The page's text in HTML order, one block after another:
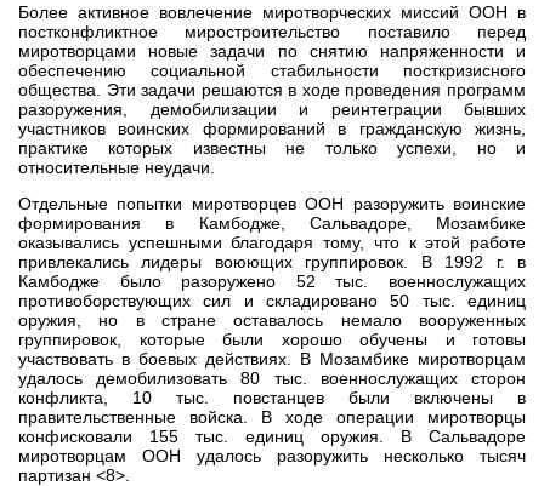
Более активное вовлечение миротворческих миссий ООН в
постконфликтное миростроительство поставило перед
миротворцами новые задачи по снятию напряженности и
обеспечению социальной стабильности посткризисного
общества. Эти задачи решаются в ходе проведения программ
разоружения, демобилизации и реинтеграции бывших
участников воинских формирований в гражданскую жизнь,
практике которых известны не только успехи, но и
относительные неудачи.
Отдельные попытки миротворцев ООН разоружить воинские
формирования в Камбодже, Сальвадоре, Мозамбике
оказывались успешными благодаря тому, что к этой работе
привлекались лидеры воюющих группировок. В 1992 г. в
Камбодже было разоружено 52 тыс. военнослужащих
противоборствующих сил и складировано 50 тыс. единиц
оружия, но в стране оставалось немало вооруженных
группировок, которые были хорошо обучены и готовы
участвовать в боевых действиях. В Мозамбике миротворцам
удалось демобилизовать 80 тыс. военнослужащих сторон
конфликта, 10 тыс. повстанцев были включены в
правительственные войска. В ходе операции миротворцы
конфисковали 155 тыс. единиц оружия. В Сальвадоре
миротворцам ООН удалось разоружить несколько тысяч
партизан <8>.